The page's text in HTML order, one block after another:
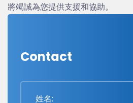
將竭誠為您提供支援和協助。
Contact